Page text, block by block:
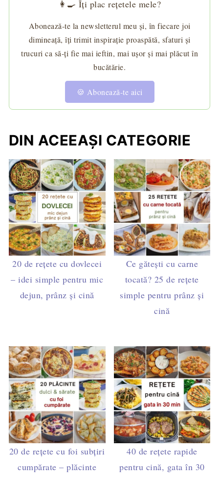
👩‍🍳 Îți plac rețetele mele?
Abonează-te la newsletterul meu și, în fiecare joi
dimineață, îți trimit inspirație proaspătă, sfaturi și
trucuri ca să-ți fie mai ieftin, mai ușor și mai plăcut în
bucătărie.
🍪 Abonează-te aici
DIN ACEEAȘI CATEGORIE
20 de rețete cu dovlecei
– idei simple pentru mic
dejun, prânz și cină
Ce gătești cu carne
tocată? 25 de rețete
simple pentru prânz și
cină
20 de rețete cu foi subțiri
cumpărate – plăcinte
40 de rețete rapide
pentru cină, gata în 30